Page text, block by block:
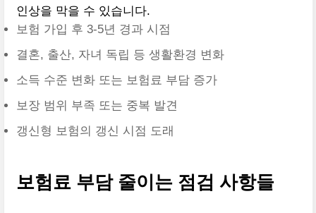
인상을 막을 수 있습니다.
보험 가입 후 3-5년 경과 시점
결혼, 출산, 자녀 독립 등 생활환경 변화
소득 수준 변화 또는 보험료 부담 증가
보장 범위 부족 또는 중복 발견
갱신형 보험의 갱신 시점 도래
보험료 부담 줄이는 점검 사항들